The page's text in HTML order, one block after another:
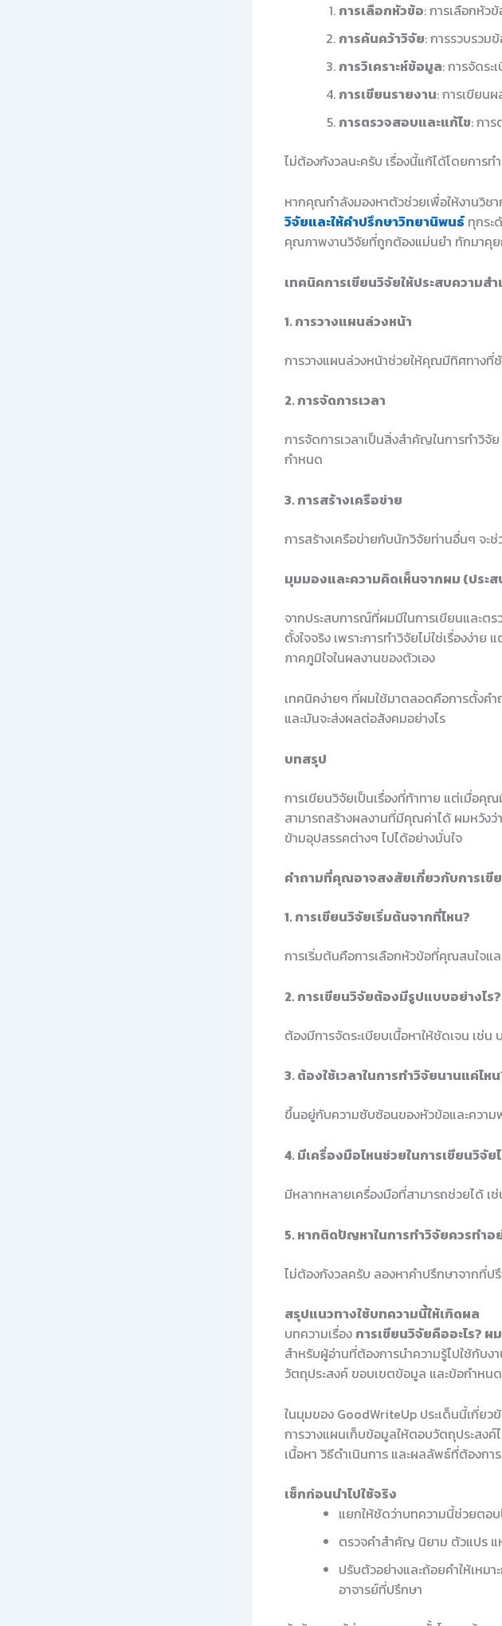
การเลือกหัวข้อ: การเลือกหัว
การค้นคว้าวิจัย: การรวบรวม
การวิเคราะห์ข้อมูล: การจัดร
การเขียนรายงาน: การเขียน
การตรวจสอบและแก้ไข: กา
ไม่ต้องกังวลนะครับ เรื่องนี้แก้ได้โดยการ
หากคุณกำลังมองหาตัวช่วยเพื่อให้งานวิช
วิจัยและให้คำปรึกษาวิทยานิพนธ์ ทุกระ
คุณภาพงานวิจัยที่ถูกต้องแม่นยำ ทักมาคุย
เทคนิคการเขียนวิจัยให้ประสบความสำ
1. การวางแผนล่วงหน้า
การวางแผนล่วงหน้าช่วยให้คุณมีทิศทางที่
2. การจัดการเวลา
การจัดการเวลาเป็นสิ่งสำคัญในการทำวิจั
กำหนด
3. การสร้างเครือข่าย
การสร้างเครือข่ายกับนักวิจัยท่านอื่นๆ จะ
มุมมองและความคิดเห็นจากผม (ประ
จากประสบการณ์ที่ผมมีในการเขียนและต
ตั้งใจจริง เพราะการทำวิจัยไม่ใช่เรื่องง่า
ภาคภูมิใจในผลงานของตัวเอง
เทคนิคง่ายๆ ที่ผมใช้มาตลอดคือการตั้งคำ
และมันจะส่งผลต่อสังคมอย่างไร
บทสรุป
การเขียนวิจัยเป็นเรื่องที่ท้าทาย แต่เมื่อคุ
สามารถสร้างผลงานที่มีคุณค่าได้ ผมหวังว่
ข้ามอุปสรรคต่างๆ ไปได้อย่างมั่นใจ
คำถามที่คุณอาจสงสัยเกี่ยวกับการเขี
1. การเขียนวิจัยเริ่มต้นจากที่ไหน?
การเริ่มต้นคือการเลือกหัวข้อที่คุณสนใจแ
2. การเขียนวิจัยต้องมีรูปแบบอย่างไร?
ต้องมีการจัดระเบียบเนื้อหาให้ชัดเจน เช่
3. ต้องใช้เวลาในการทำวิจัยนานแค่ไห
ขึ้นอยู่กับความซับซ้อนของหัวข้อและความ
4. มีเครื่องมือไหนช่วยในการเขียนวิจัย
มีหลากหลายเครื่องมือที่สามารถช่วยได้ เ
5. หากติดปัญหาในการทำวิจัยควรทำอ
ไม่ต้องกังวลครับ ลองหาคำปรึกษาจากที่
สรุปแนวทางใช้บทความนี้ให้เกิดผล
บทความเรื่อง การเขียนวิจัยคืออะไร?
สำหรับผู้อ่านที่ต้องการนำความรู้ไปใช้กับง
วัตถุประสงค์ ขอบเขตข้อมูล และข้อกำหน
ในมุมของ GoodWriteUp ประเด็นนี้เกี่ย
การวางแผนเก็บข้อมูลให้ตอบวัตถุประสง
เนื้อหา วิธีดำเนินการ และผลลัพธ์ที่ต้องกา
เช็กก่อนนำไปใช้จริง
แยกให้ชัดว่าบทความนี้ช่วยตอ
ตรวจคำสำคัญ นิยาม ตัวแปร
ปรับตัวอย่างและถ้อยคำให้เหม
อาจารย์ที่ปรึกษา